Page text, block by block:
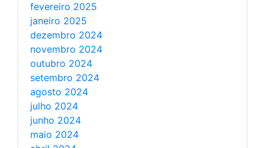
fevereiro 2025
janeiro 2025
dezembro 2024
novembro 2024
outubro 2024
setembro 2024
agosto 2024
julho 2024
junho 2024
maio 2024